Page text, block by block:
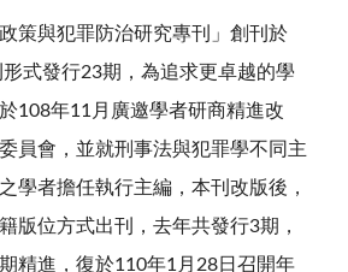
與犯罪防治研究專刊」創刊於
形式發行23期，為追求更卓越的學
108年11 月廣邀學者研商精進改
員會，並就刑事法與犯罪學不同主
學者擔任執行主編，本刊改版後，
版位方式出刊，去年共發行3期，
精進，復於110年1 月 28日召開年